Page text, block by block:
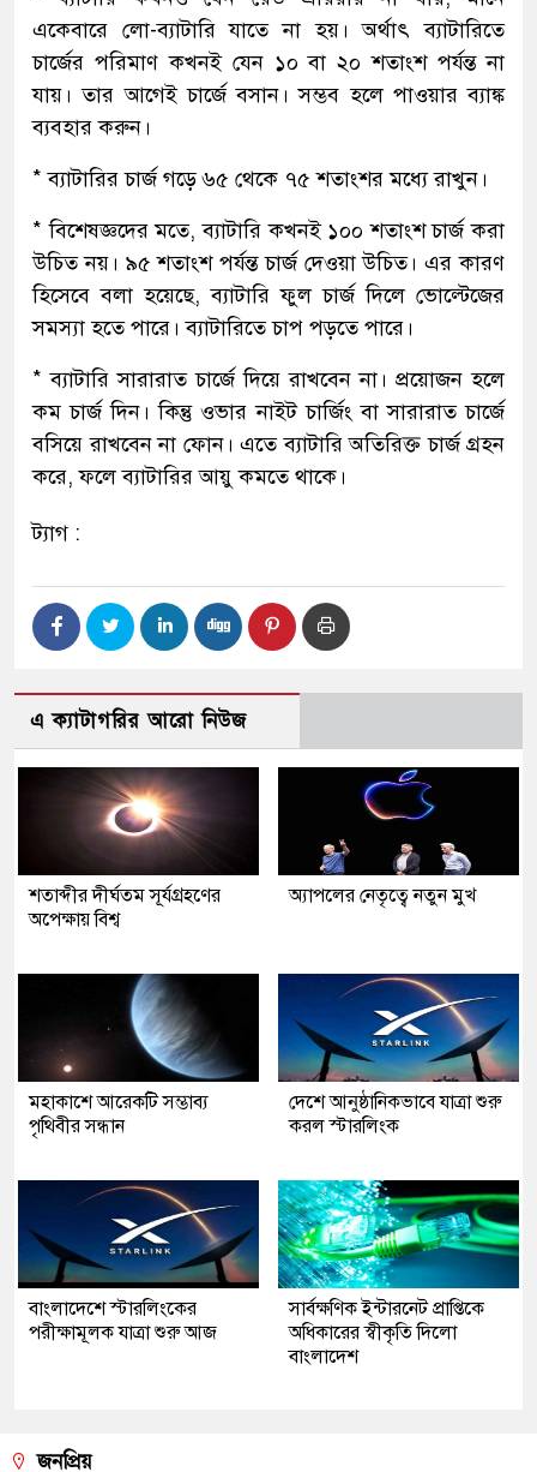
একেবারে লো-ব্যাটারি যাতে না হয়। অর্থাৎ ব্যাটারিতে
চার্জের পরিমাণ কখনই যেন ১০ বা ২০ শতাংশ পর্যন্ত না
যায়। তার আগেই চার্জে বসান। সম্ভব হলে পাওয়ার ব্যাঙ্ক
ব্যবহার করুন।
* ব্যাটারির চার্জ গড়ে ৬৫ থেকে ৭৫ শতাংশর মধ্যে রাখুন।
* বিশেষজ্ঞদের মতে, ব্যাটারি কখনই ১০০ শতাংশ চার্জ করা
উচিত নয়। ৯৫ শতাংশ পর্যন্ত চার্জ দেওয়া উচিত। এর কারণ
হিসেবে বলা হয়েছে, ব্যাটারি ফুল চার্জ দিলে ভোল্টেজের
সমস্যা হতে পারে। ব্যাটারিতে চাপ পড়তে পারে।
* ব্যাটারি সারারাত চার্জে দিয়ে রাখবেন না। প্রয়োজন হলে
কম চার্জ দিন। কিন্তু ওভার নাইট চার্জিং বা সারারাত চার্জে
বসিয়ে রাখবেন না ফোন। এতে ব্যাটারি অতিরিক্ত চার্জ গ্রহন
করে, ফলে ব্যাটারির আয়ু কমতে থাকে।
ট্যাগ :
এ ক্যাটাগরির আরো নিউজ
শতাব্দীর দীর্ঘতম সূর্যগ্রহণের
অপেক্ষায় বিশ্ব
অ্যাপলের নেতৃত্বে নতুন মুখ
মহাকাশে আরেকটি সম্ভাব্য
পৃথিবীর সন্ধান
দেশে আনুষ্ঠানিকভাবে যাত্রা শুরু
করল স্টারলিংক
বাংলাদেশে স্টারলিংকের
পরীক্ষামূলক যাত্রা শুরু আজ
সার্বক্ষণিক ইন্টারনেট প্রাপ্তিকে
অধিকারের স্বীকৃতি দিলো
বাংলাদেশ
জনপ্রিয়